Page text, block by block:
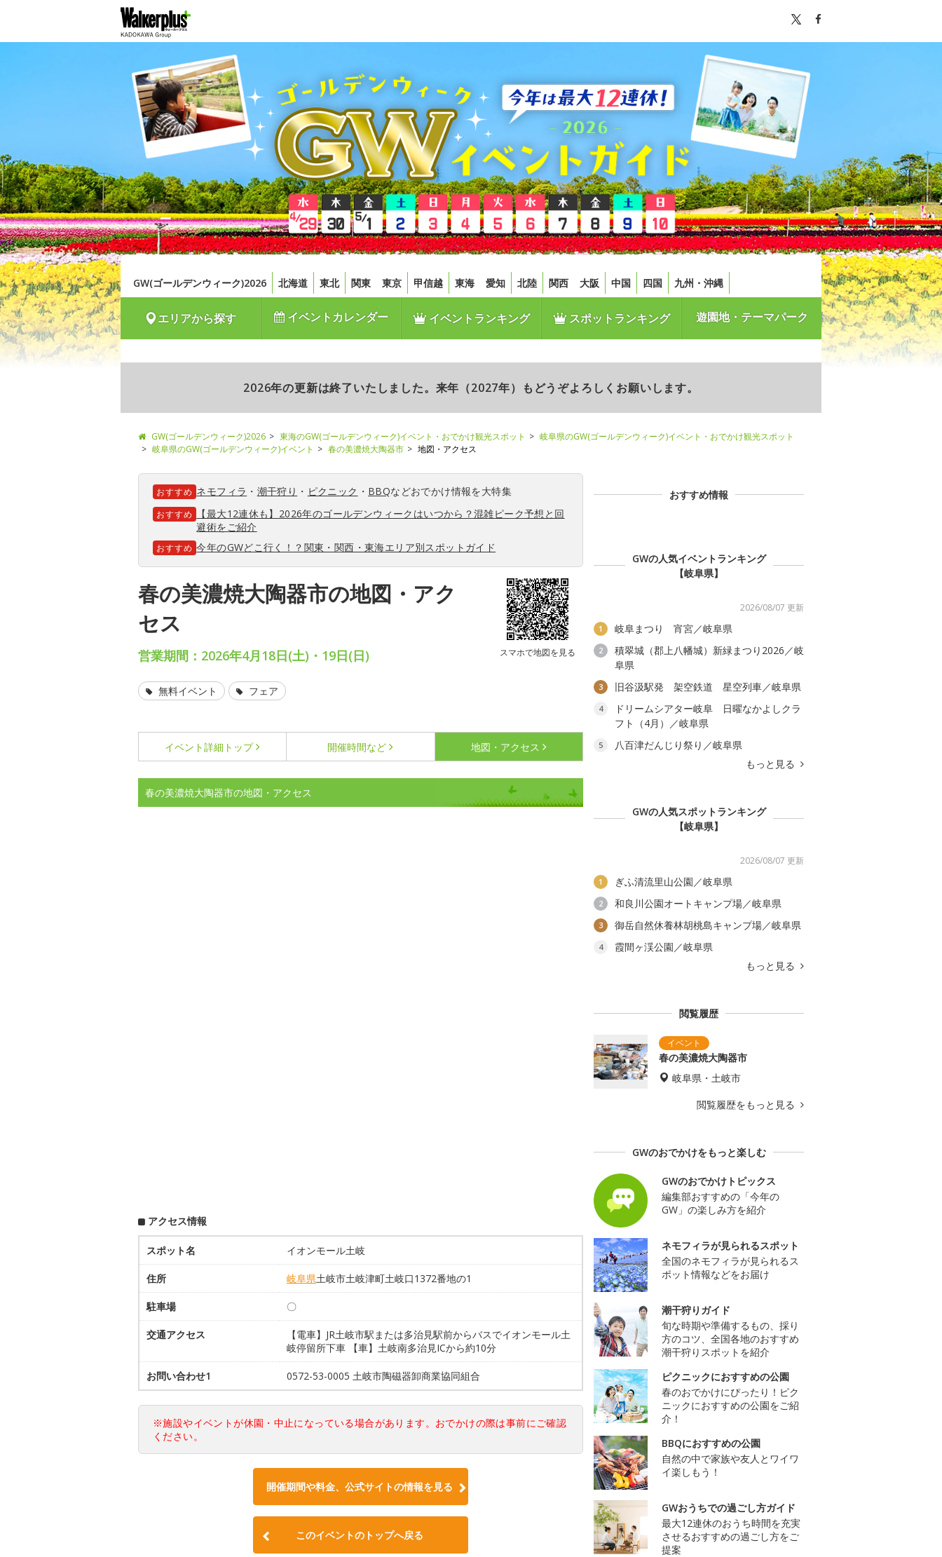
GW(ゴールデンウィーク)2026 北海道 東北 関東 東京 甲信越 東海 愛知 北陸 関西 大阪 中国 四国 九州・沖縄
エリアから探す イベントカレンダー イベントランキング スポットランキング 遊園地・テーマパーク
2026年の更新は終了いたしました。来年（2027年）もどうぞよろしくお願いします。
GW(ゴールデンウィーク)2026 東海のGW(ゴールデンウィーク)イベント・おでかけ観光スポット
岐阜県のGW(ゴールデンウィーク)イベント・おでかけ観光スポット
岐阜県のGW(ゴールデンウィーク)イベント
春の美濃焼大陶器市 地図・アクセス
おすすめ ネモフィラ ・ 潮干狩り ・ ピクニック ・ BBQなどおでかけ情報を大特集
おすすめ
【最大12連休も】2026年のゴールデンウィークはいつから？混雑ピーク予想と回
避術をご紹介
おすすめ 今年のGWどこ行く！？関東・関西・東海エリア別スポットガイド
春の美濃焼大陶器市の地図・アク
セス
スマホで地図を見る
営業期間：2026年4月18日(土)・19日(日)
無料イベント フェア
イベント詳細 トップ 開催時間など 地図・アクセス
春の美濃焼大陶器市の地図・アクセス
アクセス情報
スポット名 イオンモール土岐
住所 岐阜県土岐市土岐津町土岐口1372番地の1
駐車場 〇
交通アクセス
【電車】JR土岐市駅または多治見駅前からバスでイオンモール土
岐停留所下車 【車】土岐南多治見ICから約10分
お問い合わせ1 0572-53-0005 土岐市陶磁器卸商業協同組合
※施設やイベントが休園・中止になっている場合があります。おでかけの際は事前にご確認
ください。
開催期間や料金、公式サイトの情報を見る
このイベントのトップへ戻る
おすすめ情報
GWの人気イベントランキング
【岐阜県】
2026/08/07 更新
1 岐阜まつり 宵宮／岐阜県
2
積翠城（郡上八幡城）新緑まつり2026／岐
阜県
3 旧谷汲駅発 架空鉄道 星空列車／岐阜県
4
ドリームシアター岐阜 日曜なかよしクラ
フト（4月）／岐阜県
5
八百津だんじり祭り／岐阜県
もっと見る
GWの人気スポットランキング
【岐阜県】
2026/08/07 更新
1 ぎふ清流里山公園／岐阜県
2 和良川公園オートキャンプ場／岐阜県
3 御岳自然休養林胡桃島キャンプ場／岐阜県
4
霞間ヶ渓公園／岐阜県
もっと見る
閲覧履歴
春の美濃焼大陶器市
岐阜県・土岐市
閲覧履歴をもっと見る
GWのおでかけをもっと楽しむ
GWのおでかけトピックス
編集部おすすめの「今年の
GW」の楽しみ方を紹介
ネモフィラが見られるスポット
全国のネモフィラが見られるス
ポット情報などをお届け
潮干狩りガイド
旬な時期や準備するもの、採り
方のコツ、全国各地のおすすめ
潮干狩りスポットを紹介
ピクニックにおすすめの公園
春のおでかけにぴったり！ピク
ニックにおすすめの公園をご紹
介！
BBQにおすすめの公園
自然の中で家族や友人とワイワ
イ楽しもう！
GWおうちでの過ごし方ガイド
最大12連休のおうち時間を充実
させるおすすめの過ごし方をご
提案